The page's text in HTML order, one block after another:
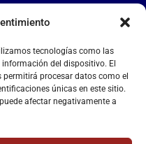
tecnologías como las
del dispositivo. El
procesar datos como el
únicas en este sitio.
afectar negativamente a